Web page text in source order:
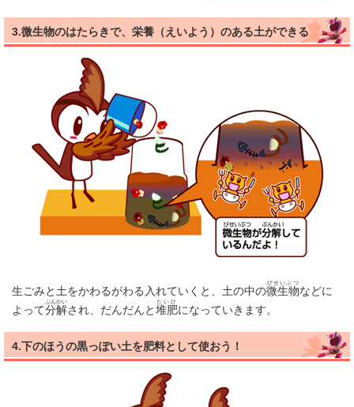
3.微生物のはたらきで、栄養（えいよう）のある土ができる
生ごみと土をかわるがわる入れていくと、土の中の微生物
びせいぶつ
などに
よって分解
ぶんかい
され、だんだんと 堆肥
たいひ
になっていきます。
4.下のほうの黒っぽい土を肥料として使おう！